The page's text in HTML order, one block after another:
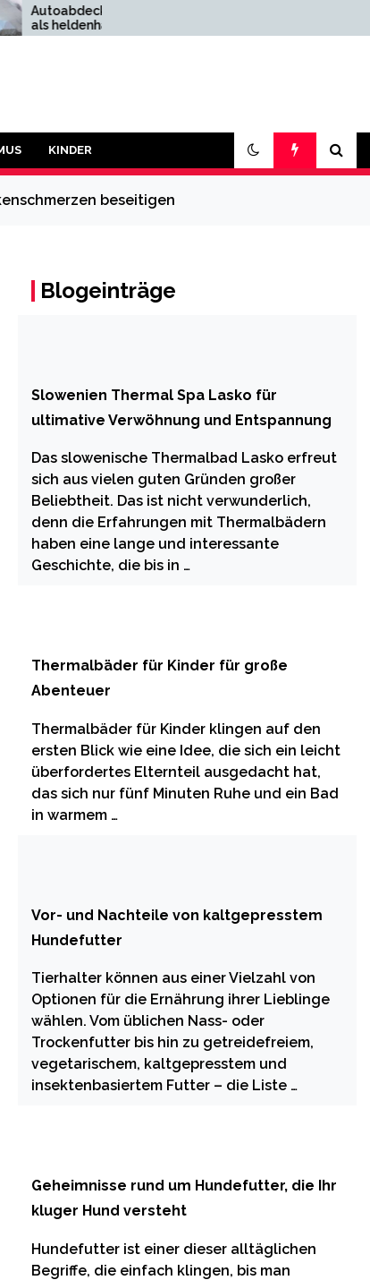
nur Ihre Patrone
KINDER
beseitigen
Blogeinträge
Slowenien Thermal Spa Lasko für
ultimative Verwöhnung und Entspannung
Das slowenische Thermalbad Lasko erfreut
sich aus vielen guten Gründen großer
Beliebtheit. Das ist nicht verwunderlich,
denn die Erfahrungen mit Thermalbädern
haben eine lange und interessante
Geschichte, die bis in …
Thermalbäder für Kinder für große
Abenteuer
Thermalbäder für Kinder klingen auf den
ersten Blick wie eine Idee, die sich ein leicht
überfordertes Elternteil ausgedacht hat,
das sich nur fünf Minuten Ruhe und ein Bad
in warmem …
Vor- und Nachteile von kaltgepresstem
Hundefutter
Tierhalter können aus einer Vielzahl von
Optionen für die Ernährung ihrer Lieblinge
wählen. Vom üblichen Nass- oder
Trockenfutter bis hin zu getreidefreiem,
vegetarischem, kaltgepresstem und
insektenbasiertem Futter – die Liste …
Geheimnisse rund um Hundefutter, die Ihr
kluger Hund versteht
Hundefutter ist einer dieser alltäglichen
Begriffe, die einfach klingen, bis man